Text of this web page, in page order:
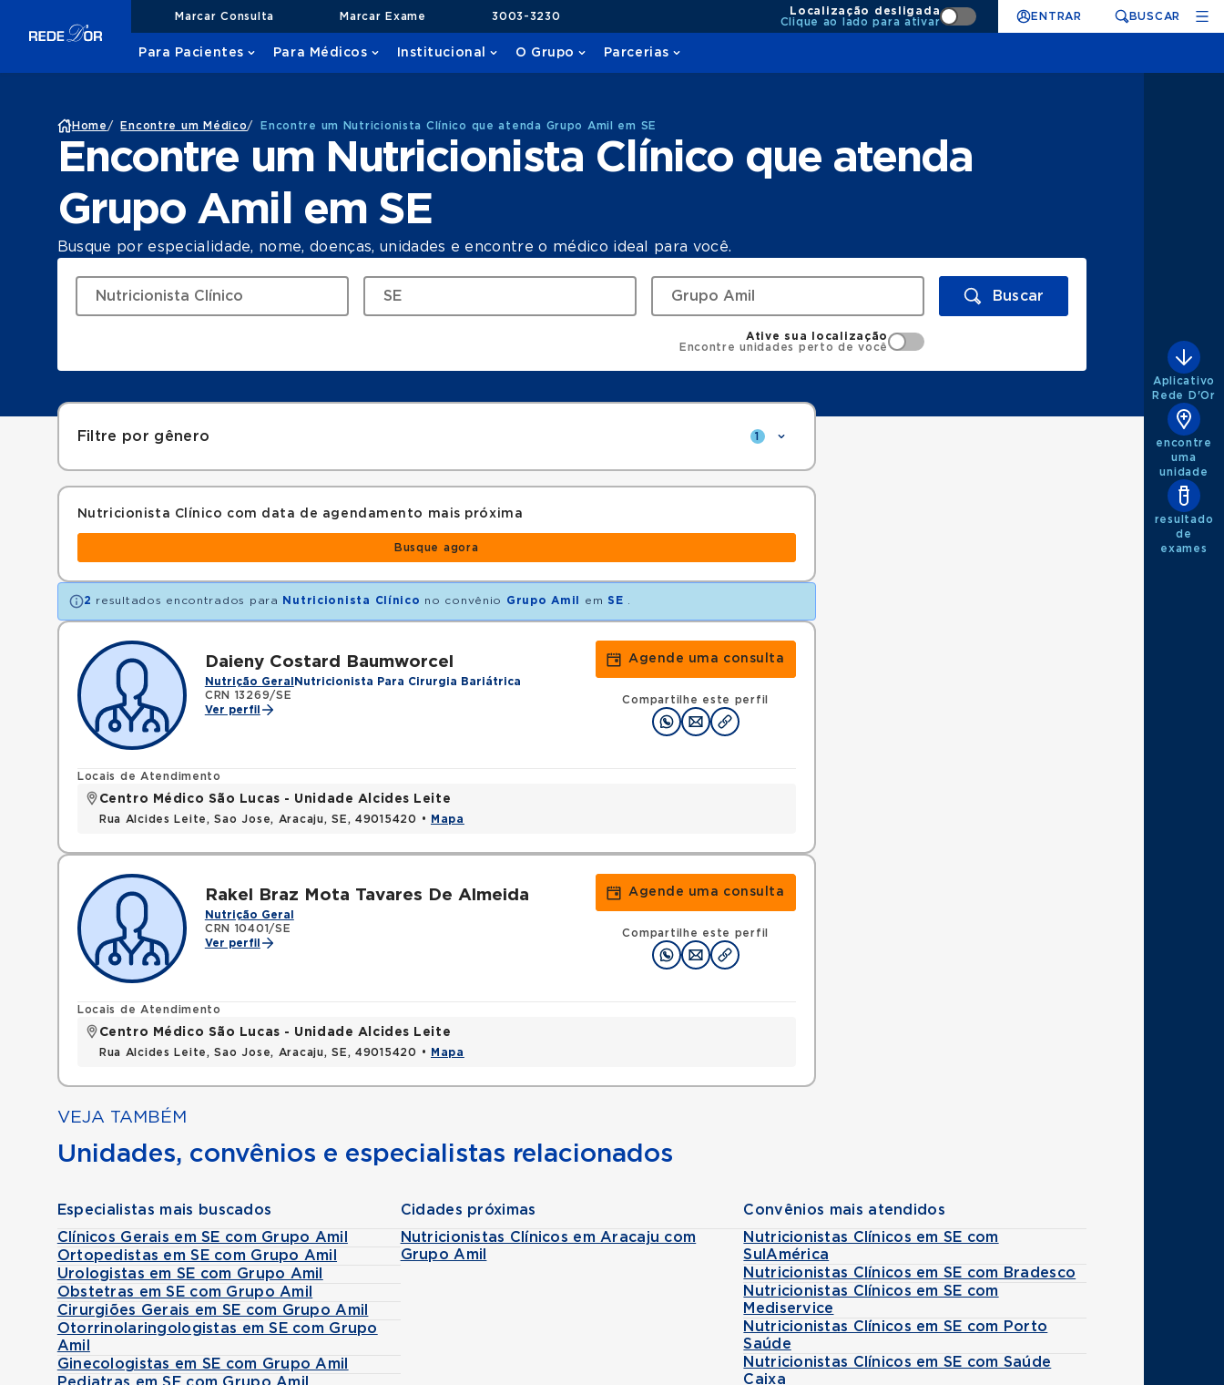
Marcar Consulta Marcar Exame 3003-3230
Localização desligada
Clique ao lado para ativar
ENTRAR BUSCAR
Para Pacientes Para Médicos Institucional O Grupo Parcerias
Home / Encontre um Médico/ Encontre um Nutricionista Clínico que atenda Grupo Amil em SE
Encontre um Nutricionista Clínico que atenda
Grupo Amil em SE
Busque por especialidade, nome, doenças, unidades e encontre o médico ideal para você.
Buscar
Ative sua localização
Encontre unidades perto de você
Filtre por gênero 1
Nutricionista Clínico com data de agendamento mais próxima
Busque agora
2 resultados encontrados para Nutricionista Clínico no convênio Grupo Amil em SE
Daieny Costard Baumworcel
Nutrição Geral Nutricionista Para Cirurgia Bariátrica
CRN 13269/SE
Ver perfil
Agende uma consulta
Compartilhe este perfil
Locais de Atendimento
Centro Médico São Lucas - Unidade Alcides Leite
Rua Alcides Leite, Sao Jose, Aracaju, SE, 49015420 • Mapa
Rakel Braz Mota Tavares De Almeida
Nutrição Geral
CRN 10401/SE
Ver perfil
Agende uma consulta
Compartilhe este perfil
Locais de Atendimento
Centro Médico São Lucas - Unidade Alcides Leite
Rua Alcides Leite, Sao Jose, Aracaju, SE, 49015420 • Mapa
VEJA TAMBÉM
Unidades, convênios e especialistas relacionados
Especialistas mais buscados
Clínicos Gerais em SE com Grupo Amil
Ortopedistas em SE com Grupo Amil
Urologistas em SE com Grupo Amil
Obstetras em SE com Grupo Amil
Cirurgiões Gerais em SE com Grupo Amil
Otorrinolaringologistas em SE com Grupo
Amil
Ginecologistas em SE com Grupo Amil
Cidades próximas
Nutricionistas Clínicos em Aracaju com
Grupo Amil
Convênios mais atendidos
Nutricionistas Clínicos em SE com
SulAmérica
Nutricionistas Clínicos em SE com Bradesco
Nutricionistas Clínicos em SE com
Mediservice
Nutricionistas Clínicos em SE com Porto
Saúde
Nutricionistas Clínicos em SE com Saúde
Caixa
Aplicativo
Rede D'Or
encontre
uma
unidade
resultado
de
exames